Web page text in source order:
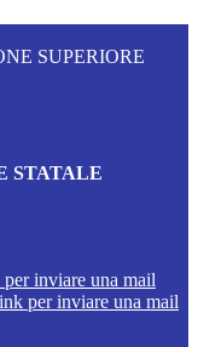
SUPERIORE
STATALE
inviare una mail
per inviare una mail